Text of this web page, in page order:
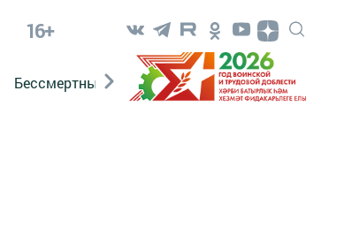
16+
Бессмертный полк. Кряшены